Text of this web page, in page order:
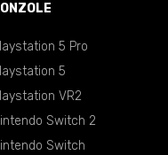
5 Pro
5
VR2
Switch 2
Switch